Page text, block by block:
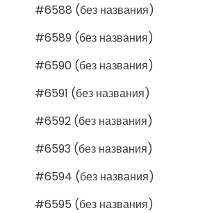
#6588 (без названия)
#6589 (без названия)
#6590 (без названия)
#6591 (без названия)
#6592 (без названия)
#6593 (без названия)
#6594 (без названия)
#6595 (без названия)